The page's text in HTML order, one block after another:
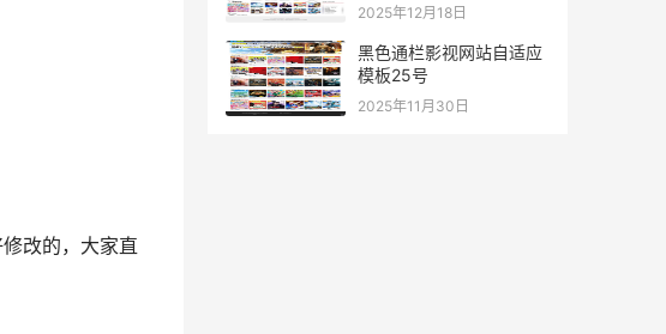
改的，大家直
2025年12月18日
黑色通栏影视网站自适应
模板25号
2025年11月30日